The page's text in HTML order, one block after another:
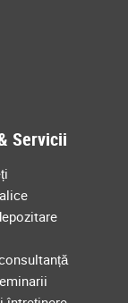
Servicii